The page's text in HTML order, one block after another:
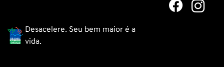
Desacelere. Seu bem maior é a
vida.